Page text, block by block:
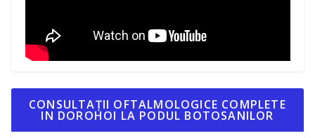
CONSULTAȚII OFTALMOLOGICE COMPLETE
IN DOROHOI LA PODUL BOTOSANILOR